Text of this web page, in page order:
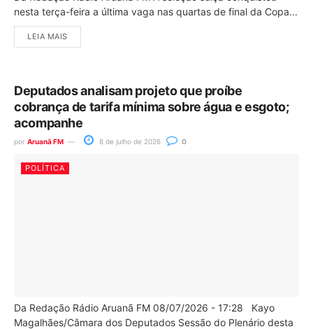
nesta terça-feira a última vaga nas quartas de final da Copa...
LEIA MAIS
Deputados analisam projeto que proíbe
cobrança de tarifa mínima sobre água e esgoto;
acompanhe
por Aruanã FM 8 de julho de 2026 0
POLÍTICA
Da Redação Rádio Aruanã FM 08/07/2026 - 17:28 Kayo
Magalhães/Câmara dos Deputados Sessão do Plenário desta